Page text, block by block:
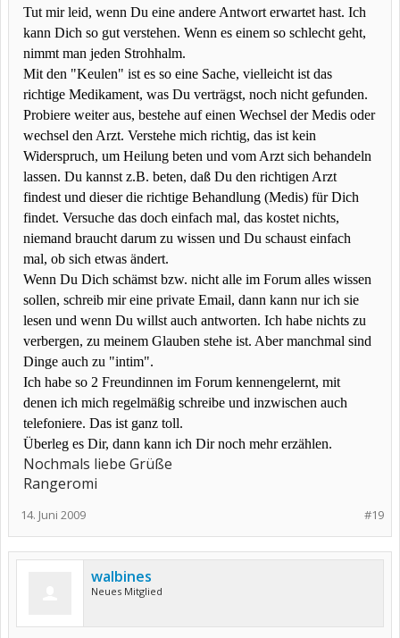
Tut mir leid, wenn Du eine andere Antwort erwartet hast. Ich
kann Dich so gut verstehen. Wenn es einem so schlecht geht,
nimmt man jeden Strohhalm.
Mit den "Keulen" ist es so eine Sache, vielleicht ist das
richtige Medikament, was Du verträgst, noch nicht gefunden.
Probiere weiter aus, bestehe auf einen Wechsel der Medis oder
wechsel den Arzt. Verstehe mich richtig, das ist kein
Widerspruch, um Heilung beten und vom Arzt sich behandeln
lassen. Du kannst z.B. beten, daß Du den richtigen Arzt
findest und dieser die richtige Behandlung (Medis) für Dich
findet. Versuche das doch einfach mal, das kostet nichts,
niemand braucht darum zu wissen und Du schaust einfach
mal, ob sich etwas ändert.
Wenn Du Dich schämst bzw. nicht alle im Forum alles wissen
sollen, schreib mir eine private Email, dann kann nur ich sie
lesen und wenn Du willst auch antworten. Ich habe nichts zu
verbergen, zu meinem Glauben stehe ist. Aber manchmal sind
Dinge auch zu "intim".
Ich habe so 2 Freundinnen im Forum kennengelernt, mit
denen ich mich regelmäßig schreibe und inzwischen auch
telefoniere. Das ist ganz toll.
Überleg es Dir, dann kann ich Dir noch mehr erzählen.
Nochmals liebe Grüße
Rangeromi
#19
14. Juni 2009
walbines
Neues Mitglied